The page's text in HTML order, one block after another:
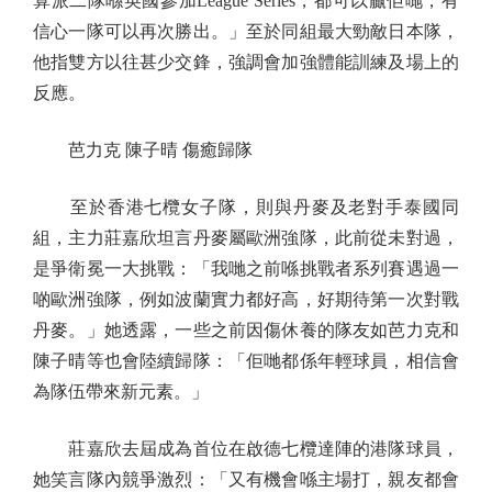
信心一隊可以再次勝出。」至於同組最大勁敵日本隊，
他指雙方以往甚少交鋒，強調會加強體能訓練及場上的
反應。
芭力克 陳子晴 傷癒歸隊
至於香港七欖女子隊，則與丹麥及老對手泰國同
組，主力莊嘉欣坦言丹麥屬歐洲強隊，此前從未對過，
是爭衛冕一大挑戰：「我哋之前喺挑戰者系列賽遇過一
啲歐洲強隊，例如波蘭實力都好高，好期待第一次對戰
丹麥。」她透露，一些之前因傷休養的隊友如芭力克和
陳子晴等也會陸續歸隊：「佢哋都係年輕球員，相信會
為隊伍帶來新元素。」
莊嘉欣去屆成為首位在啟德七欖達陣的港隊球員，
她笑言隊內競爭激烈：「又有機會喺主場打，親友都會